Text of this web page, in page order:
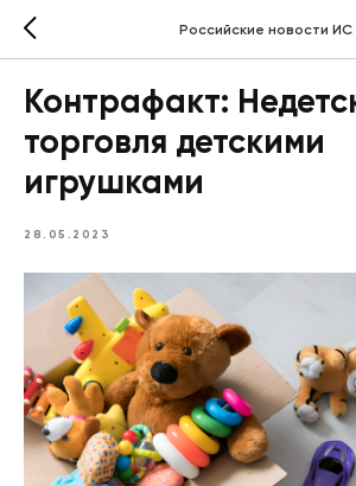
Российские новости ИС
Контрафакт:
торговля детскими
игрушками
28.05.2023